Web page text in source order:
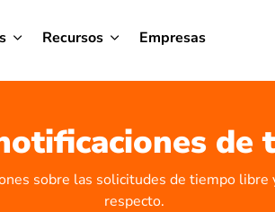
Recursos Empresas
de
sobre las solicitudes de tiempo libre
respecto.